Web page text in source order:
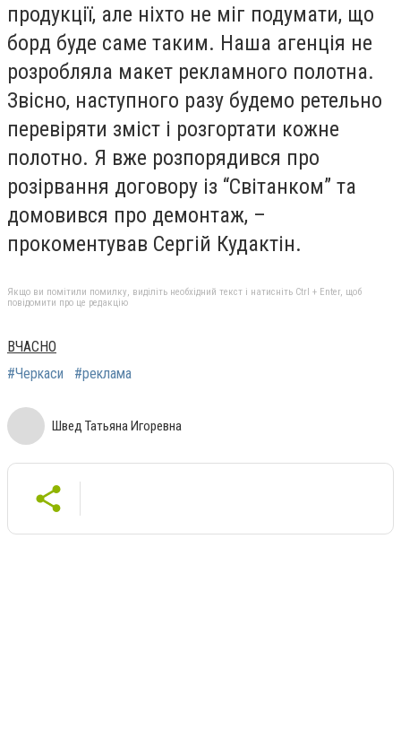
продукції, але ніхто не міг подумати, що
борд буде саме таким. Наша агенція не
розробляла макет рекламного полотна.
Звісно, наступного разу будемо ретельно
перевіряти зміст і розгортати кожне
полотно. Я вже розпорядився про
розірвання договору із “Світанком” та
домовився про демонтаж, –
прокоментував Сергій Кудактін.
Якщо ви помітили помилку, виділіть необхідний текст і натисніть Ctrl + Enter, щоб
повідомити про це редакцію
ВЧАСНО
#Черкаси
#реклама
Швед Татьяна Игоревна